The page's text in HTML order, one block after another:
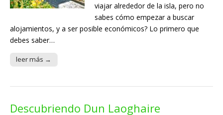
viajar alrededor de la isla, pero no
sabes cómo empezar a buscar
alojamientos, y a ser posible económicos? Lo primero que
debes saber…
leer más →
Descubriendo Dun Laoghaire